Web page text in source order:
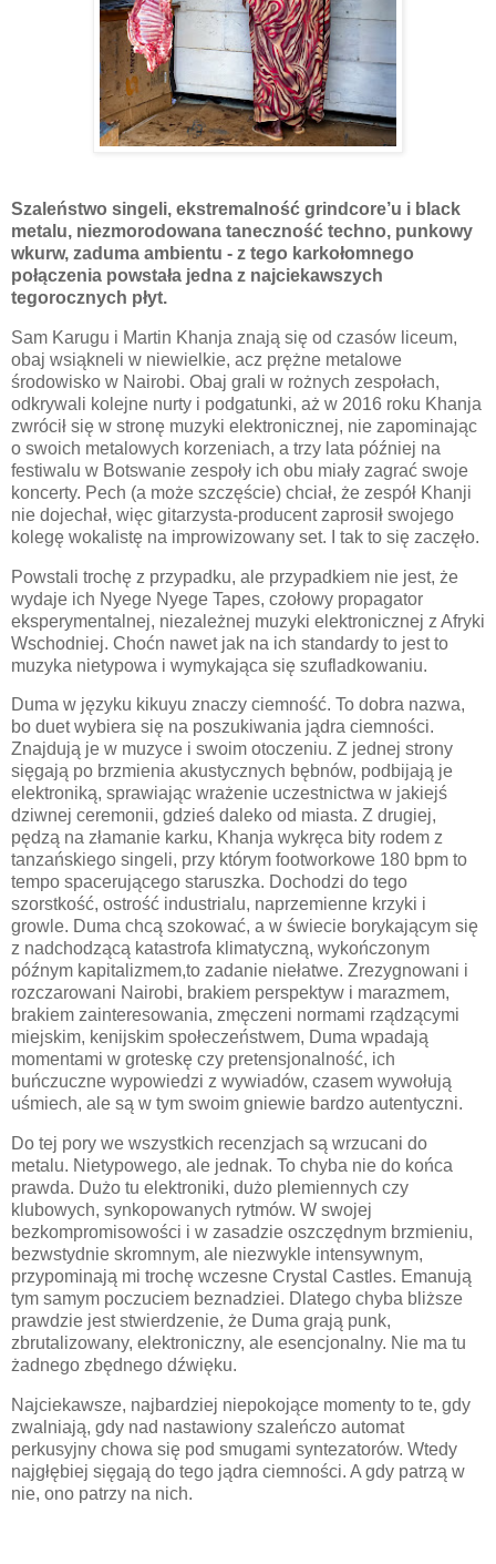
Szaleństwo singeli, ekstremalność grindcore’u i black
metalu, niezmorodowana taneczność techno, punkowy
wkurw, zaduma ambientu - z tego karkołomnego
połączenia powstała jedna z najciekawszych
tegorocznych płyt.
Sam Karugu i Martin Khanja znają się od czasów liceum,
obaj wsiąkneli w niewielkie, acz prężne metalowe
środowisko w Nairobi. Obaj grali w rożnych zespołach,
odkrywali kolejne nurty i podgatunki, aż w 2016 roku Khanja
zwrócił się w stronę muzyki elektronicznej, nie zapominając
o swoich metalowych korzeniach, a trzy lata później na
festiwalu w Botswanie zespoły ich obu miały zagrać swoje
koncerty. Pech (a może szczęście) chciał, że zespół Khanji
nie dojechał, więc gitarzysta-producent zaprosił swojego
kolegę wokalistę na improwizowany set. I tak to się zaczęło.
Powstali trochę z przypadku, ale przypadkiem nie jest, że
wydaje ich Nyege Nyege Tapes, czołowy propagator
eksperymentalnej, niezależnej muzyki elektronicznej z Afryki
Wschodniej. Choćn nawet jak na ich standardy to jest to
muzyka nietypowa i wymykająca się szufladkowaniu.
Duma w języku kikuyu znaczy ciemność. To dobra nazwa,
bo duet wybiera się na poszukiwania jądra ciemności.
Znajdują je w muzyce i swoim otoczeniu. Z jednej strony
sięgają po brzmienia akustycznych bębnów, podbijają je
elektroniką, sprawiając wrażenie uczestnictwa w jakiejś
dziwnej ceremonii, gdzieś daleko od miasta. Z drugiej,
pędzą na złamanie karku, Khanja wykręca bity rodem z
tanzańskiego singeli, przy którym footworkowe 180 bpm to
tempo spacerującego staruszka. Dochodzi do tego
szorstkość, ostrość industrialu, naprzemienne krzyki i
growle. Duma chcą szokować, a w świecie borykającym się
z nadchodzącą katastrofa klimatyczną, wykończonym
późnym kapitalizmem,to zadanie niełatwe. Zrezygnowani i
rozczarowani Nairobi, brakiem perspektyw i marazmem,
brakiem zainteresowania, zmęczeni normami rządzącymi
miejskim, kenijskim społeczeństwem, Duma wpadają
momentami w groteskę czy pretensjonalność, ich
buńczuczne wypowiedzi z wywiadów, czasem wywołują
uśmiech, ale są w tym swoim gniewie bardzo autentyczni.
Do tej pory we wszystkich recenzjach są wrzucani do
metalu. Nietypowego, ale jednak. To chyba nie do końca
prawda. Dużo tu elektroniki, dużo plemiennych czy
klubowych, synkopowanych rytmów. W swojej
bezkompromisowości i w zasadzie oszczędnym brzmieniu,
bezwstydnie skromnym, ale niezwykle intensywnym,
przypominają mi trochę wczesne Crystal Castles. Emanują
tym samym poczuciem beznadziei. Dlatego chyba bliższe
prawdzie jest stwierdzenie, że Duma grają punk,
zbrutalizowany, elektroniczny, ale esencjonalny. Nie ma tu
żadnego zbędnego dźwięku.
Najciekawsze, najbardziej niepokojące momenty to te, gdy
zwalniają, gdy nad nastawiony szaleńczo automat
perkusyjny chowa się pod smugami syntezatorów. Wtedy
najgłębiej sięgają do tego jądra ciemności. A gdy patrzą w
nie, ono patrzy na nich.